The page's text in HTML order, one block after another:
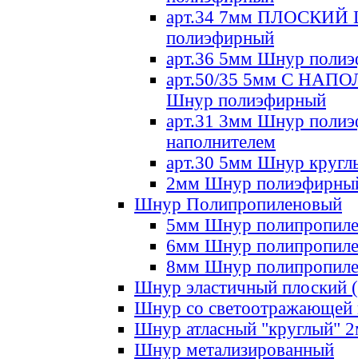
арт.34 7мм ПЛОСКИЙ
полиэфирный
арт.36 5мм Шнур
арт.50/35 5мм С
Шнур полиэфирный
арт.31 3мм Шнур
наполнителем
арт.30 5мм Шнур
2мм Шнур
Шнур Полипропиленовый
5мм Шнур
6мм Шнур
8мм Шнур
Шнур эластичный плоский
Шнур со светоотражающей
Шнур атласный "круглый"
Шнур метализированный